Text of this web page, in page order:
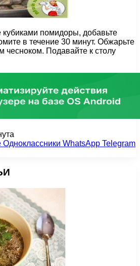
помидоры, добавьте
в течение 30 минут. Обжарьте
чесноком. Подавайте к столу
Одноклассники WhatsApp Telegram